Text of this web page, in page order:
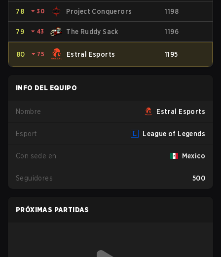
78 ⏷ 30 Project Conquerors 1198
79 ⏷ 43 The Ruddy Sack 1196
80 ⏷ 75 Estral Esports 1195
INFO DEL EQUIPO
Nombre Estral Esports
Esport League of Legends
Con sede en Mexico
Seguidores 500
PRÓXIMAS PARTIDAS